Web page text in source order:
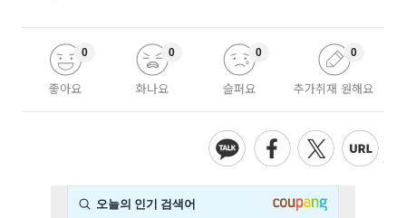
좋아요
0
화나요
0
슬퍼요
0
추가취재 원해요
0